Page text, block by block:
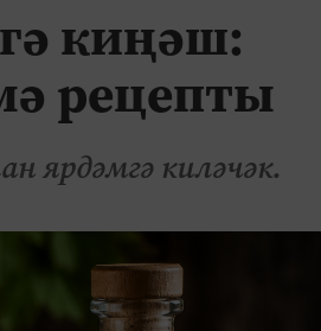
киңәш:
рецепты
ярдәмгә киләчәк.